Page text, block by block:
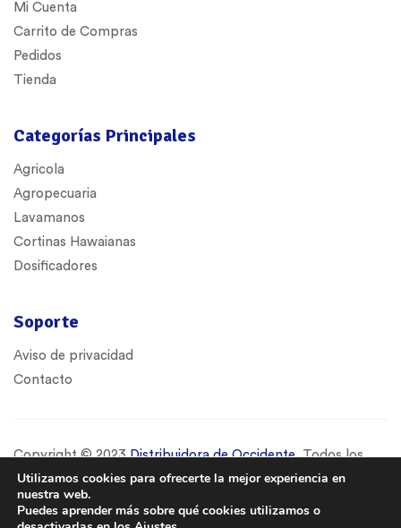
Mi Cuenta
Carrito de Compras
Pedidos
Tienda
Categorías Principales
Agricola
Agropecuaria
Lavamanos
Cortinas Hawaianas
Dosificadores
Soporte
Aviso de privacidad
Contacto
Copyright © 2023Distribuidora de Occidente. Todos los
derechos reservados.
Diseño y Desarrollo por Studio Web Creativo
Utilizamos cookies para ofrecerte la mejor experiencia en
nuestra web.
Puedes aprender más sobre qué cookies utilizamos o